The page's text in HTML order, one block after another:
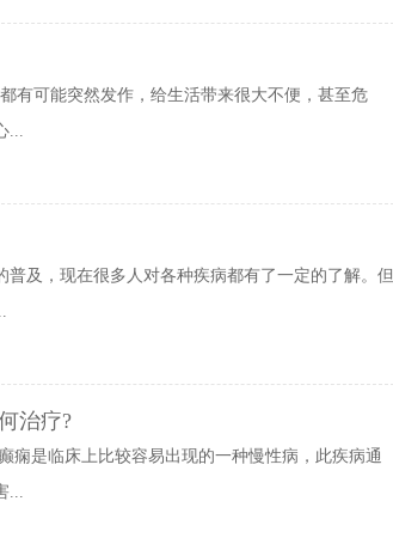
有可能突然发作，给生活带来很大不便，甚至危
...
及，现在很多人对各种疾病都有了一定的了解。但
治疗?
痫是临床上比较容易出现的一种慢性病，此疾病通
...